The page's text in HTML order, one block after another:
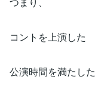
コントを上演した
公演時間を満たした